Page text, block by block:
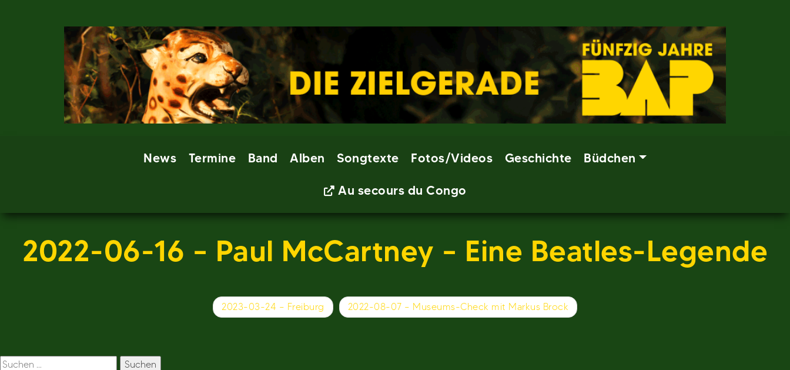
News Termine Band Alben Songtexte Fotos/Videos Geschichte Büdchen
Au secours du Congo
2022-06-16 – Paul McCartney – Eine Beatles-Legende
2023-03-24 – Freiburg 2022-08-07 – Museums-Check mit Markus Brock
Suchen